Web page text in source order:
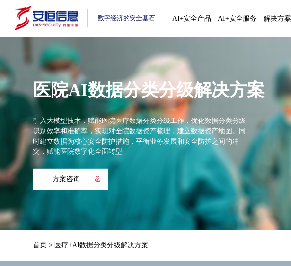
数字经济的安全基石 AI+安全产品 AI+安全服务 解决方案
医院AI数据分类分级解决方案
引入大模型技术，赋能医院医疗数据分类分级工作，优化数据分类分级
识别效率和准确率，实现对全院数据资产梳理，建立数据资产地图。同
时建立数据为核心安全防护措施，平衡业务发展和安全防护之间的冲
突，赋能医院数字化全面转型
方案咨询
首页 > 医疗+AI数据分类分级解决方案